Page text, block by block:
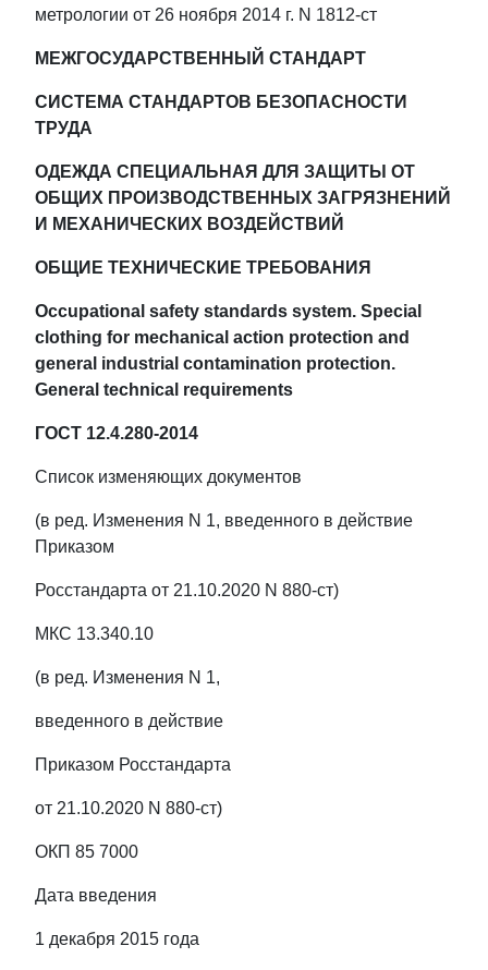
метрологии от 26 ноября 2014 г. N 1812-ст
МЕЖГОСУДАРСТВЕННЫЙ СТАНДАРТ
СИСТЕМА СТАНДАРТОВ БЕЗОПАСНОСТИ
ТРУДА
ОДЕЖДА СПЕЦИАЛЬНАЯ ДЛЯ ЗАЩИТЫ ОТ
ОБЩИХ ПРОИЗВОДСТВЕННЫХ ЗАГРЯЗНЕНИЙ
И МЕХАНИЧЕСКИХ ВОЗДЕЙСТВИЙ
ОБЩИЕ ТЕХНИЧЕСКИЕ ТРЕБОВАНИЯ
Occupational safety standards system. Special
clothing for mechanical action protection and
general industrial contamination protection.
General technical requirements
ГОСТ 12.4.280-2014
Список изменяющих документов
(в ред. Изменения N 1, введенного в действие
Приказом
Росстандарта от 21.10.2020 N 880-ст)
МКС 13.340.10
(в ред. Изменения N 1,
введенного в действие
Приказом Росстандарта
от 21.10.2020 N 880-ст)
ОКП 85 7000
Дата введения
1 декабря 2015 года